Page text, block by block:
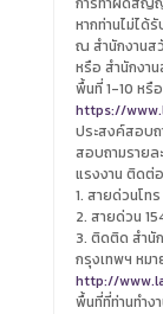
หากท่านไม่ได้
ณ สำนักงานส
หรือ สำนักงา
พื้นที่ 1-10 หรื
https://
ประสงค์สอบถ
สอบถามรายล
แรงงาน ติดต่
1. สายด่วนโท
2. สายด่วน
3. ติดติด สำนั
กรุงเทพฯ หม
http://
พื้นที่ที่ท่านทำง